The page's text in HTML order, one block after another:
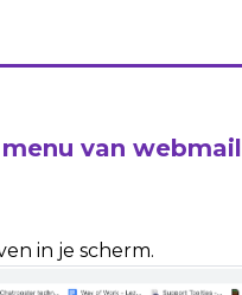
van webmail
in je scherm.